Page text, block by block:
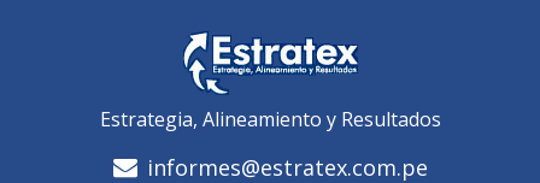
Estrategia, Alineamiento y Resultados
informes@estratex.com.pe